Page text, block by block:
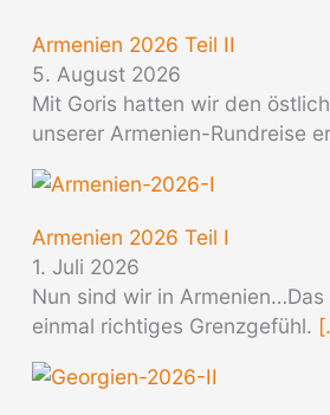
Armenien 2026 Teil II
5. August 2026
Mit Goris hatten wir den
unserer Armenien-Rundreise
Armenien 2026 Teil I
1. Juli 2026
Nun sind wir in
einmal richtiges Grenzgefühl.